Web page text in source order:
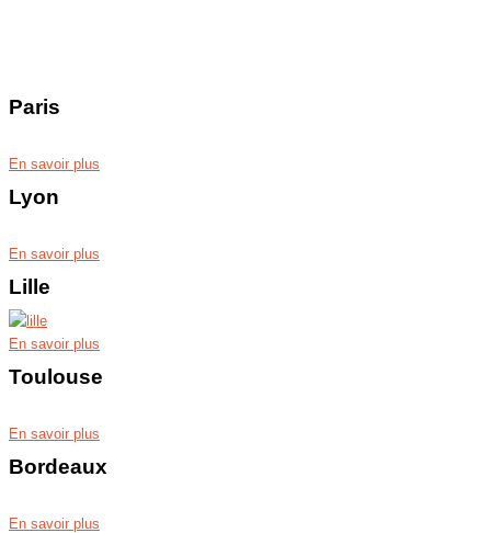
Paris
En savoir plus
Lyon
En savoir plus
Lille
En savoir plus
Toulouse
En savoir plus
Bordeaux
En savoir plus